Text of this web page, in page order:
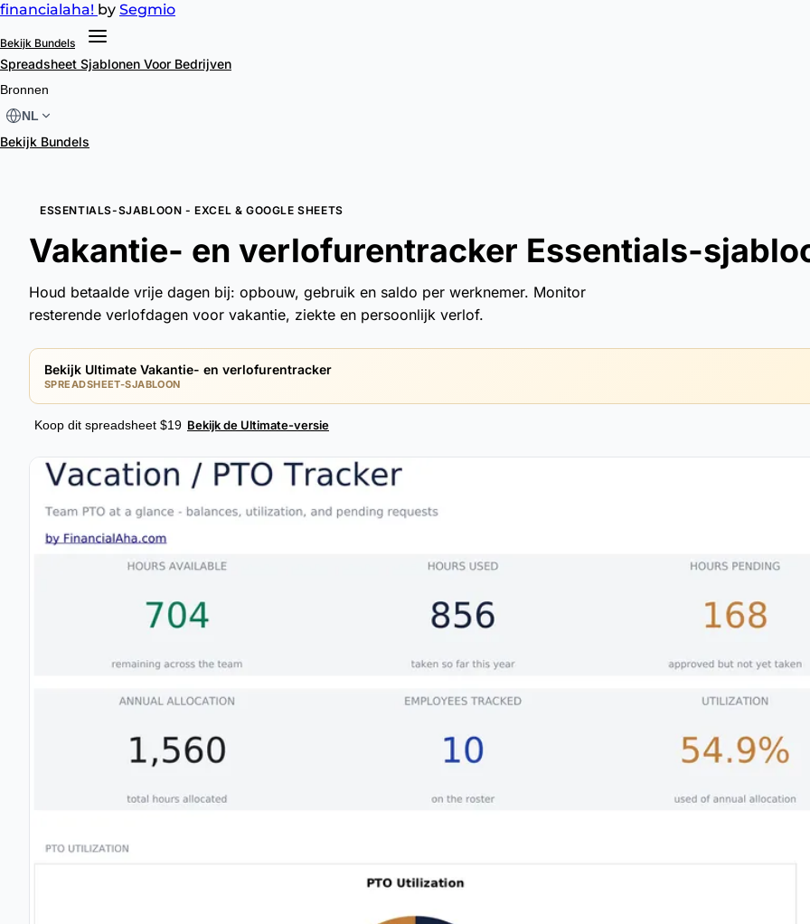
financialaha! by Segmio
Bekijk Bundels
Spreadsheet Sjablonen Voor Bedrijven
Bronnen
NL
Bekijk Bundels
ESSENTIALS-SJABLOON - EXCEL & GOOGLE SHEETS
Vakantie- en verlofurentracker Essentials-
Houd betaalde vrije dagen bij: opbouw, gebruik en saldo per werknemer. Monitor
resterende verlofdagen voor vakantie, ziekte en persoonlijk verlof.
Bekijk Ultimate Vakantie- en verlofurentracker
SPREADSHEET-SJABLOON
Koop dit spreadsheet $19 Bekijk de Ultimate-versie